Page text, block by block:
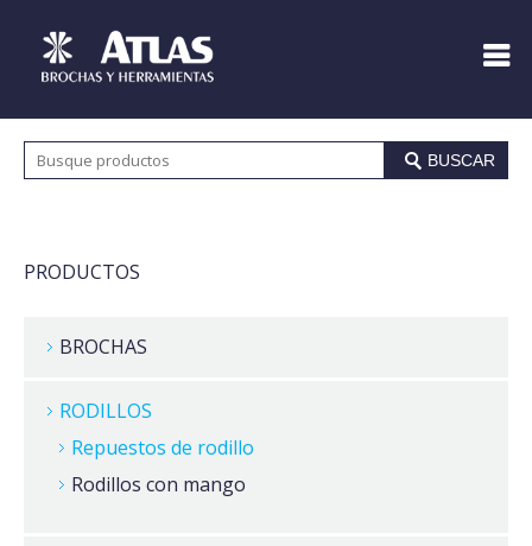
BUSCAR
PRODUCTOS
BROCHAS
RODILLOS
Repuestos de rodillo
Rodillos con mango